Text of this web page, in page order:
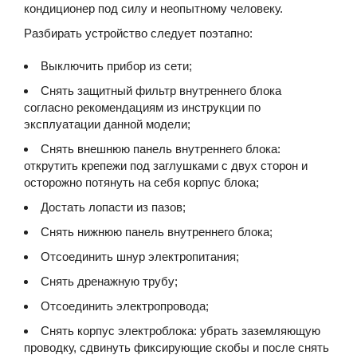
кондиционер под силу и неопытному человеку.
Разбирать устройство следует поэтапно:
Выключить прибор из сети;
Снять защитный фильтр внутреннего блока
согласно рекомендациям из инструкции по
эксплуатации данной модели;
Снять внешнюю панель внутреннего блока:
открутить крепежи под заглушками с двух сторон и
осторожно потянуть на себя корпус блока;
Достать лопасти из пазов;
Снять нижнюю панель внутреннего блока;
Отсоединить шнур электропитания;
Снять дренажную трубу;
Отсоединить электропровода;
Снять корпус электроблока: убрать заземляющую
проводку, сдвинуть фиксирующие скобы и после снять